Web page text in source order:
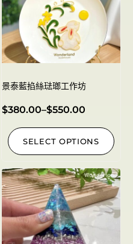
景泰藍掐絲琺瑯工作坊
$380.00–$550.00
SELECT OPTIONS